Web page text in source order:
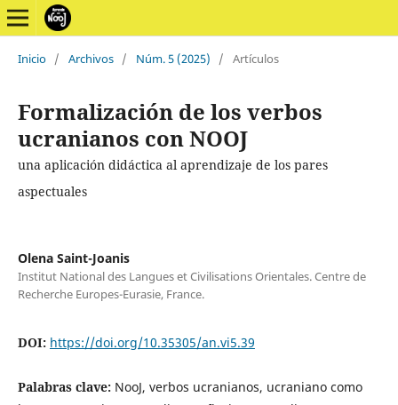
Inicio / Archivos / Núm. 5 (2025) / Artículos
Formalización de los verbos
ucranianos con NOOJ
una aplicación didáctica al aprendizaje de los pares
aspectuales
Olena Saint-Joanis
Institut National des Langues et Civilisations Orientales. Centre de
Recherche Europes-Eurasie, France.
DOI: https://doi.org/10.35305/an.vi5.39
Palabras clave: NooJ, verbos ucranianos, ucraniano como